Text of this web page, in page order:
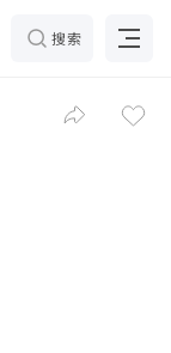
搜索